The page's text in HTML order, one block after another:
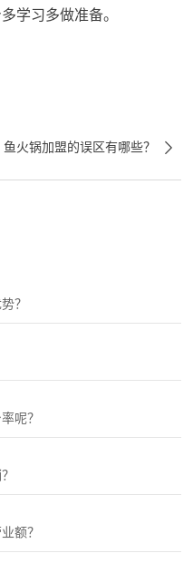
学习多做准备。

鱼火锅加盟的误区有哪些？
？
呢？
额？